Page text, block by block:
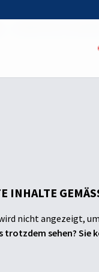
INHALTE
nicht angezeigt,
trotzdem sehen? Sie